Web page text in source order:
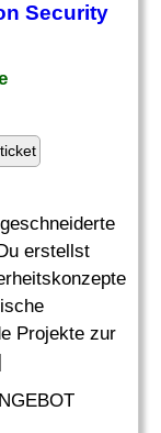
Security
erstellst
Projekte zur